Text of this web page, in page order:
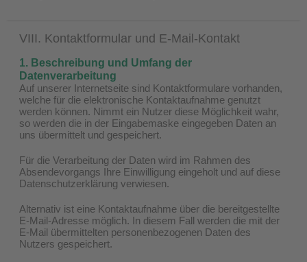
VIII. Kontaktformular und E-Mail-Kontakt
1. Beschreibung und Umfang der
Datenverarbeitung
Auf unserer Internetseite sind Kontaktformulare vorhanden,
welche für die elektronische Kontaktaufnahme genutzt
werden können. Nimmt ein Nutzer diese Möglichkeit wahr,
so werden die in der Eingabemaske eingegeben Daten an
uns übermittelt und gespeichert.
Für die Verarbeitung der Daten wird im Rahmen des
Absendevorgangs Ihre Einwilligung eingeholt und auf diese
Datenschutzerklärung verwiesen.
Alternativ ist eine Kontaktaufnahme über die bereitgestellte
E-Mail-Adresse möglich. In diesem Fall werden die mit der
E-Mail übermittelten personenbezogenen Daten des
Nutzers gespeichert.